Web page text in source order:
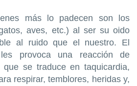
más lo padecen son los
aves, etc.) al ser su oido
al ruido que el nuestro. El
provoca una reacción de
que se traduce en taquicardia,
respirar, temblores, heridas y,